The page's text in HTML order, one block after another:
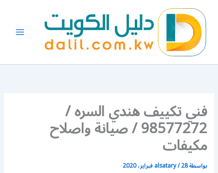
المحتوى
فني تكييف هندي السره /
98577272 / صيانة واصلاح
مكيفات
بواسطة alsatary/28 فبراير، 2020